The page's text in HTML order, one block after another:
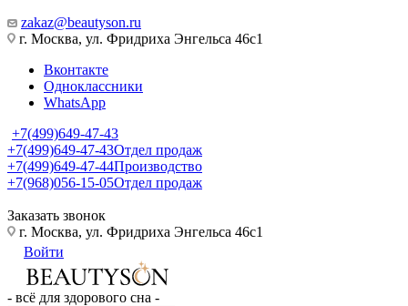
zakaz@beautyson.ru
г. Москва, ул. Фридриха Энгельса 46с1
Вконтакте
Одноклассники
WhatsApp
+7(499)649-47-43
+7(499)649-47-43Отдел продаж
+7(499)649-47-44Производство
+7(968)056-15-05Отдел продаж
Заказать звонок
г. Москва, ул. Фридриха Энгельса 46с1
Войти
- всё для здорового сна -